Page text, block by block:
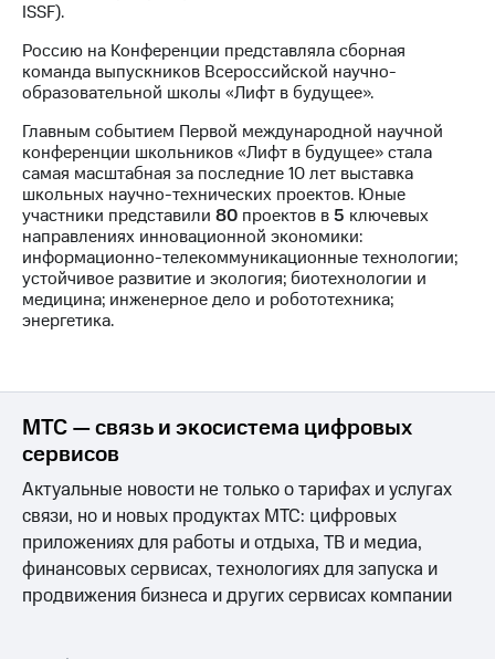
ISSF).
Россию на Конференции представляла сборная
команда выпускников Всероссийской научно-
образовательной школы «Лифт в будущее».
Главным событием Первой международной научной
конференции школьников «Лифт в будущее» стала
самая масштабная за последние 10 лет выставка
школьных научно-технических проектов. Юные
участники представили 80 проектов в5 ключевых
направлениях инновационной экономики:
информационно-телекоммуникационные технологии;
устойчивое развитие и экология; биотехнологии и
медицина; инженерное дело и робототехника;
энергетика.
МТС — связь и экосистема цифровых
сервисов
Актуальные новости не только о тарифах и услугах
связи, но и новых продуктах МТС: цифровых
приложениях для работы и отдыха, ТВ и медиа,
финансовых сервисах, технологиях для запуска и
продвижения бизнеса и других сервисах компании